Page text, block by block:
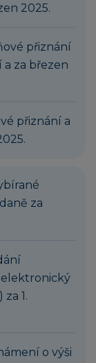
2025.
přiznání
a za březen
přiznání a
za
elektronický
1.
o výši